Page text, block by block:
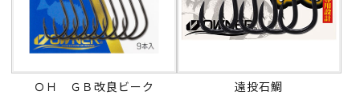
ＯＨ ＧＢ改良ビーク 遠投石鯛